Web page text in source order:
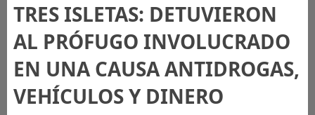
TRES ISLETAS: DETUVIERON
AL PRÓFUGO INVOLUCRADO
EN UNA CAUSA ANTIDROGAS,
VEHÍCULOS Y DINERO